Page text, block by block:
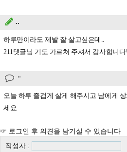
..
하루만이라도 제발 잘 살고싶은데..
211댓글님 기도 가르쳐 주셔서 감사합니
ᆢ
오늘 하루 즐겁게 살게 해주시고 남에게
세요
☞ 로그인 후 의견을 남기실 수 있습니다
작성자 :